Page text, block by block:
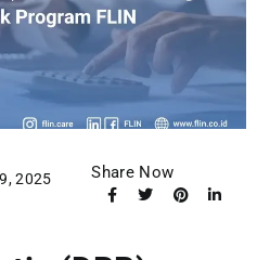
2025
Share Now